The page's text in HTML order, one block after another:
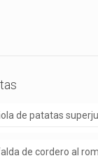
de patatas
de cordero al